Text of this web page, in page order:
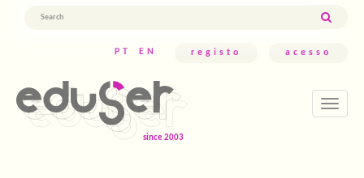
Barra
Lateral
registo acesso
EN
PT
Toggle